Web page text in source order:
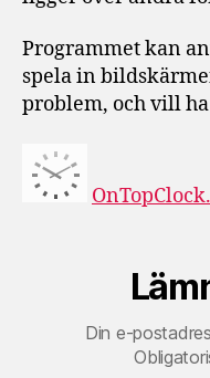
Programmet kan
spela in
problem, och vill
Din e-